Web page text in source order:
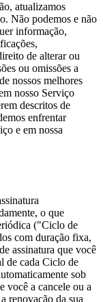
atualizamos
Não podemos e não
informação,
de alterar ou
ou omissões a
nossos melhores
nosso Serviço
descritos de
enfrentar
e em nossa
o que
("Ciclo de
com duração fixa,
assinatura que você
de cada Ciclo de
sob
você a cancele ou a
renovação da sua